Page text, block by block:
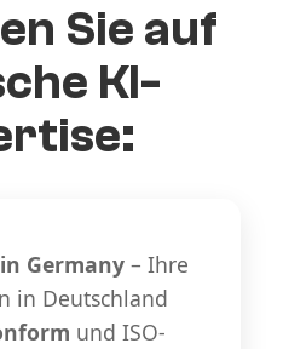
Sie auf
KI-
Germany– Ihre
in Deutschland
und ISO-